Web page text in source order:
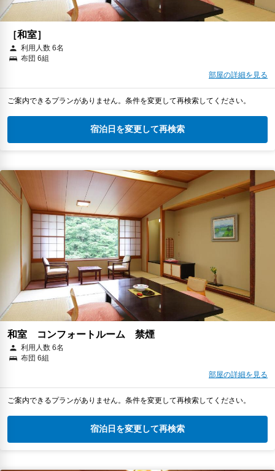
［和室］
利用人数 6名
布団 6組
部屋の詳細を見る
ご案内できるプランがありません。条件を変更して再検索してください。
宿泊日を変更して再検索
和室 コンフォートルーム 禁煙
利用人数 6名
布団 6組
部屋の詳細を見る
ご案内できるプランがありません。条件を変更して再検索してください。
宿泊日を変更して再検索